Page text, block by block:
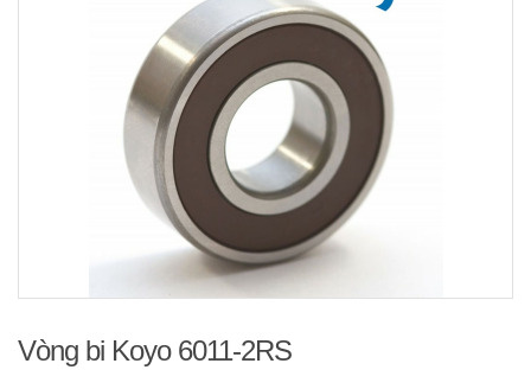
Vòng bi Koyo 6011-2RS